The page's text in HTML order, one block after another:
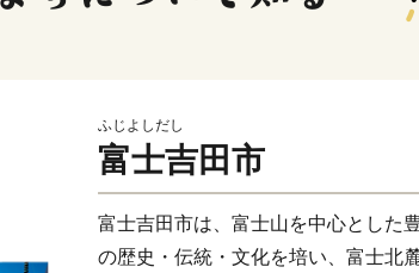
ふじよしだし
富士吉田市
富士吉田市は、富士山を中心とした
の歴史・伝統・文化を培い、富士北